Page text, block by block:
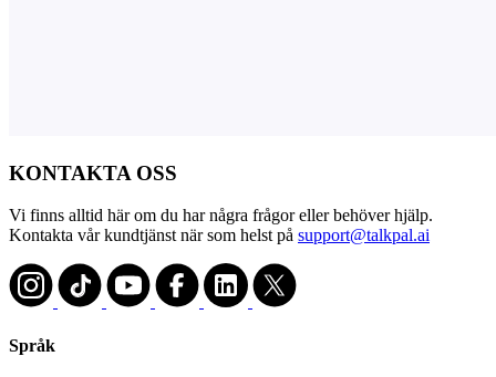
KONTAKTA OSS
Vi finns alltid här om du har några frågor eller behöver hjälp.
Kontakta vår kundtjänst när som helst på support@talkpal.ai
Språk